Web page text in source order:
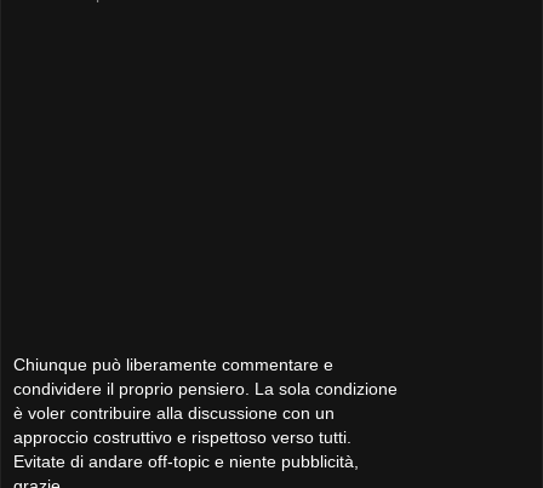
Chiunque può liberamente commentare e
condividere il proprio pensiero. La sola condizione
è voler contribuire alla discussione con un
approccio costruttivo e rispettoso verso tutti.
Evitate di andare off-topic e niente pubblicità,